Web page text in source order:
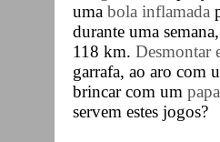
uma bola inflamada
durante uma
118 km. Desmontar
garrafa, ao aro com
brincar com um
servem estes jogos?